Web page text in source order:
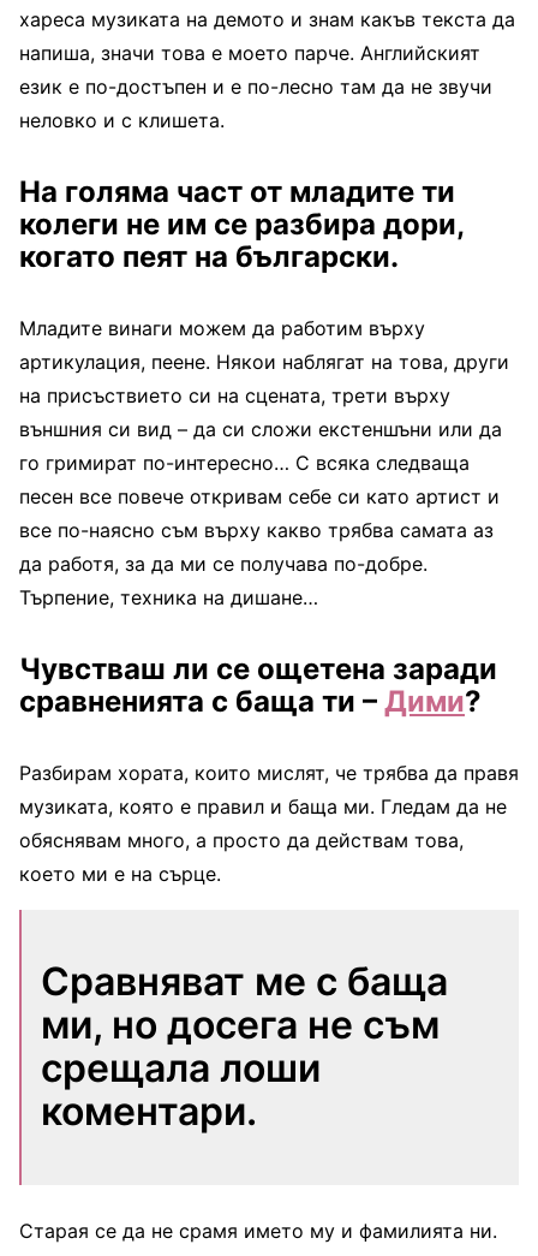
хареса музиката на демото и знам какъв текста да
напиша, значи това е моето парче. Английският
език е по-достъпен и е по-лесно там да не звучи
неловко и с клишета.
На голяма част от младите ти
колеги не им се разбира дори,
когато пеят на български.
Младите винаги можем да работим върху
артикулация, пеене. Някои наблягат на това, други
на присъствието си на сцената, трети върху
външния си вид – да си сложи екстеншъни или да
го гримират по-интересно… С всяка следваща
песен все повече откривам себе си като артист и
все по-наясно съм върху какво трябва самата аз
да работя, за да ми се получава по-добре.
Търпение, техника на дишане…
Чувстваш ли се ощетена заради
сравненията с баща ти – Дими?
Разбирам хората, които мислят, че трябва да правя
музиката, която е правил и баща ми. Гледам да не
обяснявам много, а просто да действам това,
което ми е на сърце.
Сравняват ме с баща
ми, но досега не съм
срещала лоши
коментари.
Старая се да не срамя името му и фамилията ни.